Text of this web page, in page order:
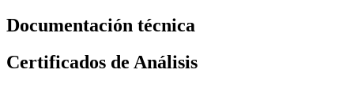
Documentación técnica
Certificados de Análisis